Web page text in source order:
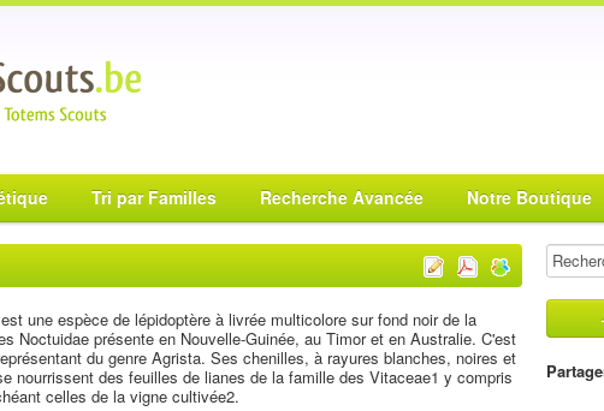
Tri par Familles Recherche Avancée Notre Boutique
une espèce de lépidoptère à livrée multicolore sur fond noir de la
Noctuidae présente en Nouvelle-Guinée, au Timor et en Australie. C'est
du genre Agrista. Ses chenilles, à rayures blanches, noires et
nourrissent des feuilles de lianes de la famille des Vitaceae1 y compris
celles de la vigne cultivée2.